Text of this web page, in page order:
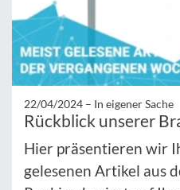
22/04/2024 – In eigener Sache
Rückblick unserer
Hier präsentieren wir
gelesenen Artikel aus